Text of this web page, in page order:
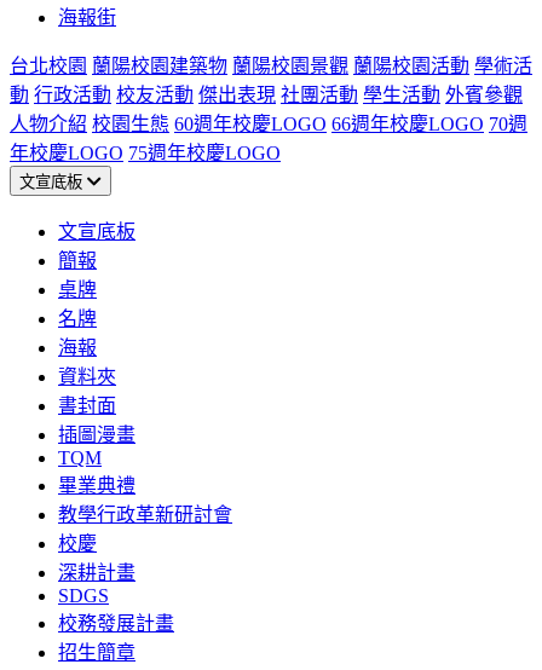
海報街
台北校園 蘭陽校園建築物 蘭陽校園景觀 蘭陽校園活動 學術活
動 行政活動 校友活動 傑出表現 社團活動 學生活動 外賓參觀
人物介紹 校園生態 60週年校慶LOGO 66週年校慶LOGO 70週
年校慶LOGO 75週年校慶LOGO
文宣底板
文宣底板
簡報
桌牌
名牌
海報
資料夾
書封面
插圖漫畫
TQM
畢業典禮
教學行政革新研討會
校慶
深耕計畫
SDGS
校務發展計畫
招生簡章